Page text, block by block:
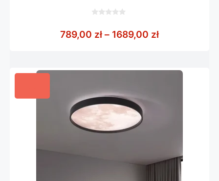
5
789,00 zł – 1689,00 złZakres cen: